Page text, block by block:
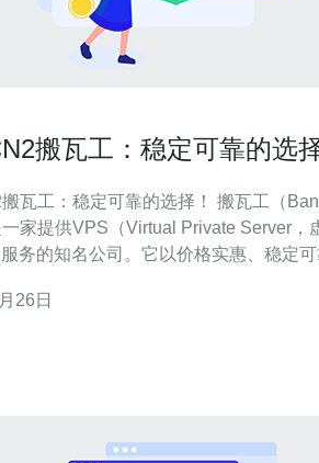
搬瓦工：稳定可靠的选
：稳定可靠的选择！ 搬瓦工（Bandwagon
家提供VPS（Virtual Private Server，
务的知名公司。它以价格实惠、稳定
其最受欢迎和最稳定的之一。
26日